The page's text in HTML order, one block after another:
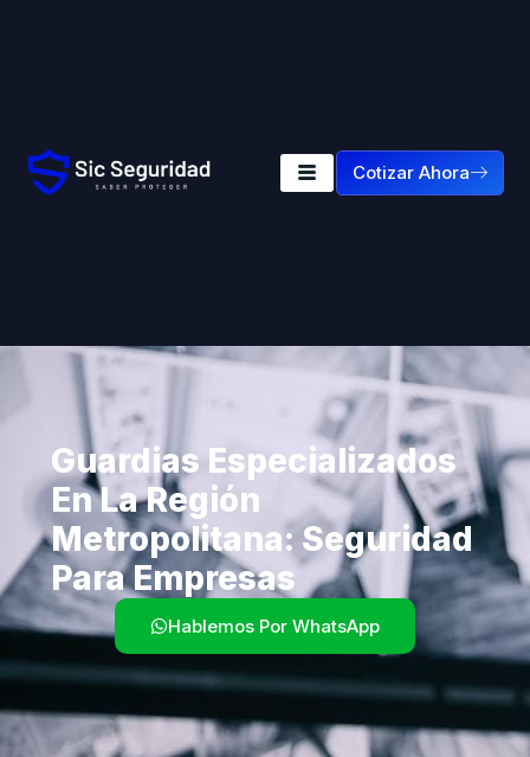
Cotizar Ahora
Guardias Especializados
En La Región
Metropolitana: Seguridad
Para Empresas
Hablemos Por WhatsApp